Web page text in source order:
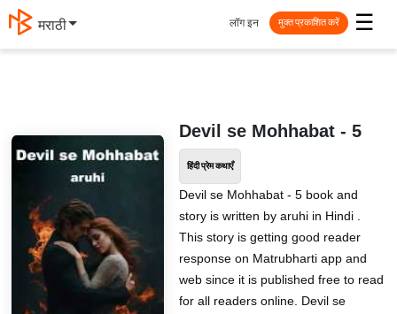
मराठी ☰
लॉग इन मुक्त प्रकाशित करें
Devil se Mohhabat - 5
हिंदी प्रेम कथाएँ
Devil se Mohhabat - 5 book and
story is written by aruhi in Hindi .
This story is getting good reader
response on Matrubharti app and
web since it is published free to read
for all readers online. Devil se